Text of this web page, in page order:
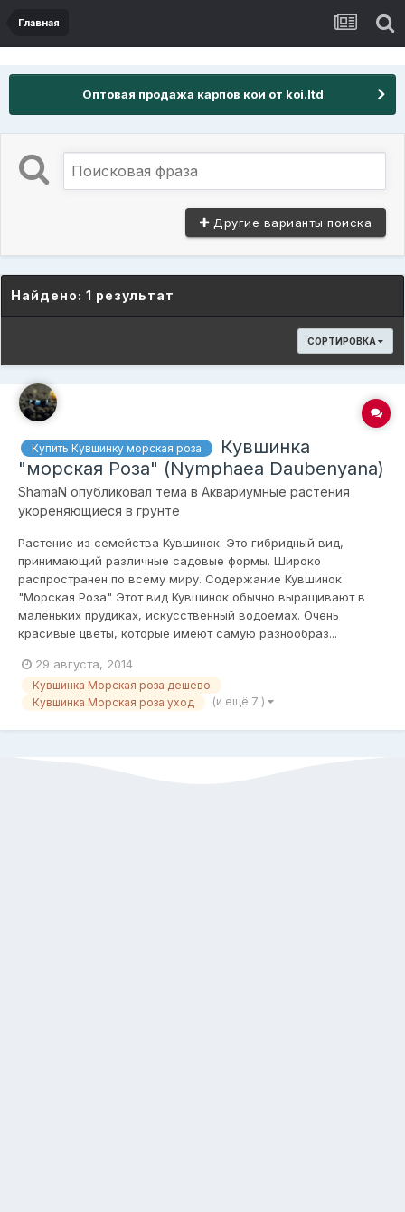
Главная
Оптовая продажа карпов кои от koi.ltd
Другие варианты поиска
Найдено: 1 результат
СОРТИРОВКА
Купить Кувшинку морская роза
Кувшинка
"морская Роза" (Nymphaea Daubenyana)
ShamaN опубликовал тема в Аквариумные растения
укореняющиеся в грунте
Растение из семейства Кувшинок. Это гибридный вид,
принимающий различные садовые формы. Широко
распространен по всему миру. Содержание Кувшинок
"Морская Роза" Этот вид Кувшинок обычно выращивают в
маленьких прудиках, искусственный водоемах. Очень
красивые цветы, которые имеют самую разнообраз...
29 августа, 2014
Кувшинка Морская роза дешево
Кувшинка Морская роза уход
(и ещё 7 )